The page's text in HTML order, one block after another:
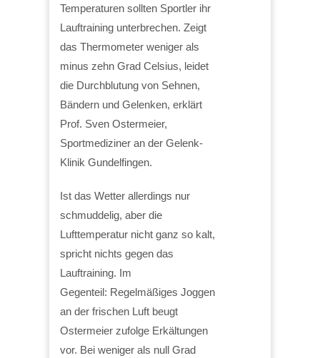
Temperaturen sollten Sportler ihr
Lauftraining unterbrechen. Zeigt
das Thermometer weniger als
minus zehn Grad Celsius, leidet
die Durchblutung von Sehnen,
Bändern und Gelenken, erklärt
Prof. Sven Ostermeier,
Sportmediziner an der Gelenk-
Klinik Gundelfingen.
Ist das Wetter allerdings nur
schmuddelig, aber die
Lufttemperatur nicht ganz so kalt,
spricht nichts gegen das
Lauftraining. Im
Gegenteil: Regelmäßiges Joggen
an der frischen Luft beugt
Ostermeier zufolge Erkältungen
vor. Bei weniger als null Grad